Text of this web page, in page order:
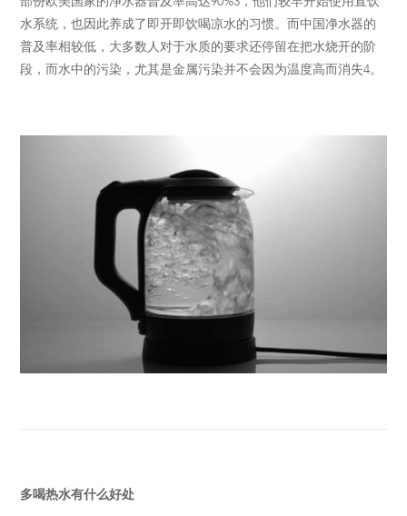
水系统，也因此养成了即开即饮喝凉水的习惯。而中国净水器的
普及率相较低，大多数人对于水质的要求还停留在把水烧开的阶
段，而水中的污染，尤其是金属污染并不会因为温度高而消失4。
多喝热水有什么好处